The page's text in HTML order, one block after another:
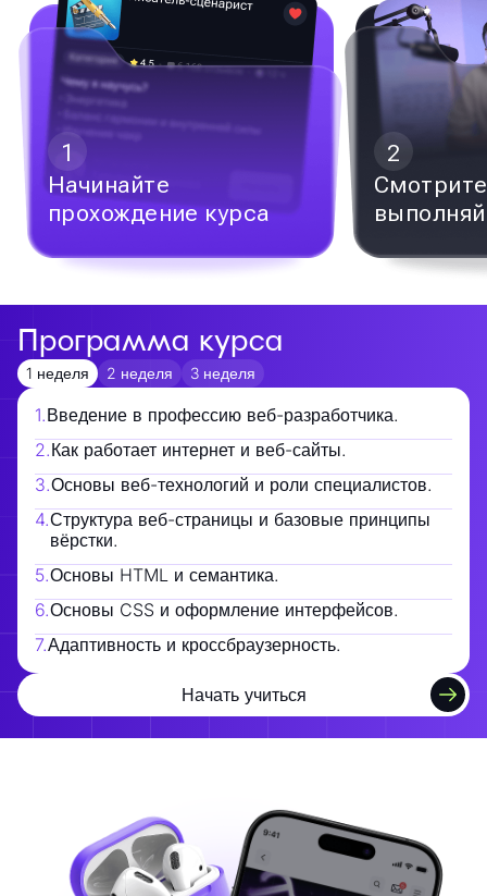
1
Начинайте
прохождение курса
2
Программа курса
1 неделя 2 неделя 3 неделя
1.Введение в профессию веб-разработчика.
2.Как работает интернет и веб-сайты.
3.Основы веб-технологий и роли специалистов.
4.Структура веб-страницы и базовые принципы
вёрстки.
5.Основы HTML и семантика.
6.Основы CSS и оформление интерфейсов.
7.Адаптивность и кроссбраузерность.
Начать учиться